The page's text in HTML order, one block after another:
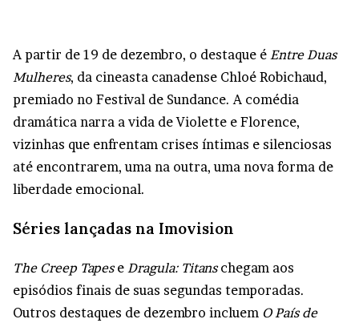
A partir de 19 de dezembro, o destaque é Entre Duas
Mulheres, da cineasta canadense Chloé Robichaud,
premiado no Festival de Sundance. A comédia
dramática narra a vida de Violette e Florence,
vizinhas que enfrentam crises íntimas e silenciosas
até encontrarem, uma na outra, uma nova forma de
liberdade emocional.
Séries lançadas na Imovision
The Creep Tapese Dragula: Titanschegam aos
episódios finais de suas segundas temporadas.
Outros destaques de dezembro incluem O País de